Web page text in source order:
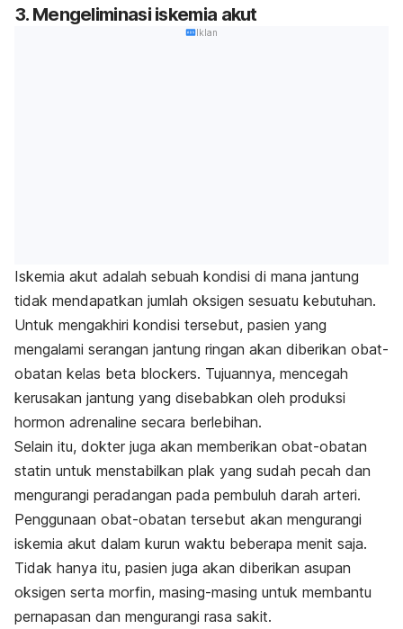
3. Mengeliminasi iskemia akut
Iklan
Iskemia akut adalah sebuah kondisi di mana jantung
tidak mendapatkan jumlah oksigen sesuatu kebutuhan.
Untuk mengakhiri kondisi tersebut, pasien yang
mengalami serangan jantung ringan akan diberikan obat-
obatan kelas beta blockers. Tujuannya, mencegah
kerusakan jantung yang disebabkan oleh produksi
hormon adrenaline secara berlebihan.
Selain itu, dokter juga akan memberikan obat-obatan
statin untuk menstabilkan plak yang sudah pecah dan
mengurangi peradangan pada pembuluh darah arteri.
Penggunaan obat-obatan tersebut akan mengurangi
iskemia akut dalam kurun waktu beberapa menit saja.
Tidak hanya itu, pasien juga akan diberikan asupan
oksigen serta morfin, masing-masing untuk membantu
pernapasan dan mengurangi rasa sakit.